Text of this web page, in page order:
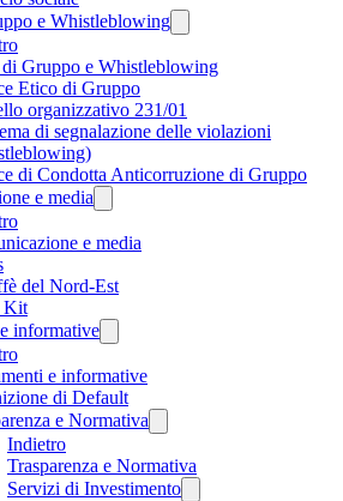
e Whistleblowing
Gruppo e Whistleblowing
Etico di Gruppo
organizzativo 231/01
di segnalazione delle violazioni
di Condotta Anticorruzione di Gruppo
e media
e media
del Nord-Est
Kit
informative
e informative
di Default
e Normativa
Indietro
Trasparenza e Normativa
Servizi di Investimento